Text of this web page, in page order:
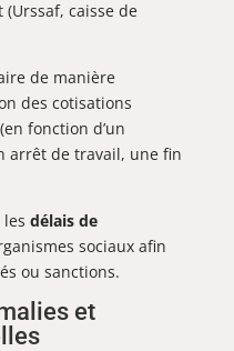
caisse de
de manière
des cotisations
(en fonction d’un
arrêt de travail, une fin
délais de
sociaux afin
ou sanctions.
et